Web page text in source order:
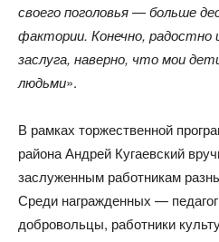
своего поголовья — больше
фактории. Конечно,
заслуга, наверно, что мои
людьми».
В рамках торжественной
района Андрей Кугаевский
заслуженным работникам
Среди награжденных —
добровольцы, работники